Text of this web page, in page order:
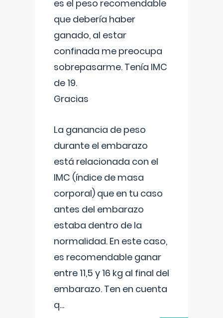
es el peso recomendable
que debería haber
ganado, al estar
confinada me preocupa
sobrepasarme. Tenía IMC
de 19.
Gracias
La ganancia de peso
durante el embarazo
está relacionada con el
IMC (índice de masa
corporal) que en tu caso
antes del embarazo
estaba dentro de la
normalidad. En este caso,
es recomendable ganar
entre 11,5 y 16 kg al final del
embarazo. Ten en cuenta
q...